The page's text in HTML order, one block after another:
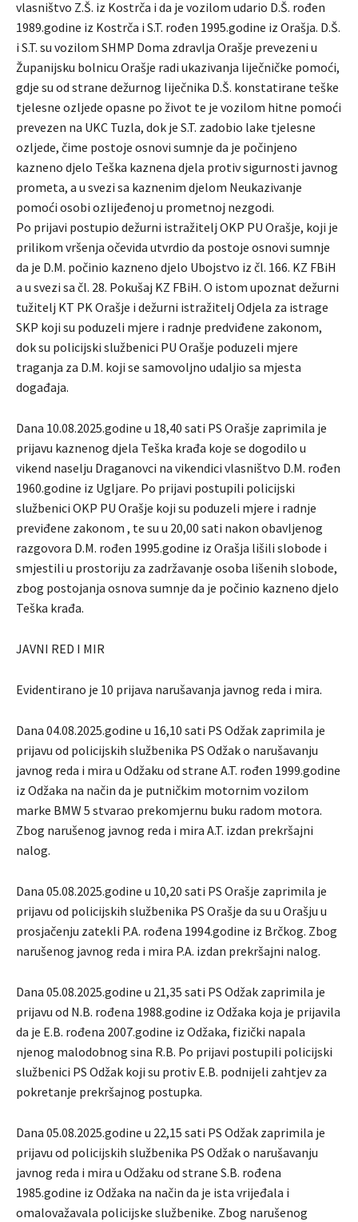
vlasništvo Z.Š. iz Kostrča i da je vozilom udario D.Š. rođen
1989.godine iz Kostrča i S.T. rođen 1995.godine iz Orašja. D.Š.
i S.T. su vozilom SHMP Doma zdravlja Orašje prevezeni u
Županijsku bolnicu Orašje radi ukazivanja liječničke pomoći,
gdje su od strane dežurnog liječnika D.Š. konstatirane teške
tjelesne ozljede opasne po život te je vozilom hitne pomoći
prevezen na UKC Tuzla, dok je S.T. zadobio lake tjelesne
ozljede, čime postoje osnovi sumnje da je počinjeno
kazneno djelo Teška kaznena djela protiv sigurnosti javnog
prometa, a u svezi sa kaznenim djelom Neukazivanje
pomoći osobi ozlijeđenoj u prometnoj nezgodi.
Po prijavi postupio dežurni istražitelj OKP PU Orašje, koji je
prilikom vršenja očevida utvrdio da postoje osnovi sumnje
da je D.M. počinio kazneno djelo Ubojstvo iz čl. 166. KZ FBiH
a u svezi sa čl. 28. Pokušaj KZ FBiH. O istom upoznat dežurni
tužitelj KT PK Orašje i dežurni istražitelj Odjela za istrage
SKP koji su poduzeli mjere i radnje predviđene zakonom,
dok su policijski službenici PU Orašje poduzeli mjere
traganja za D.M. koji se samovoljno udaljio sa mjesta
događaja.
Dana 10.08.2025.godine u 18,40 sati PS Orašje zaprimila je
prijavu kaznenog djela Teška krađa koje se dogodilo u
vikend naselju Draganovci na vikendici vlasništvo D.M. rođen
1960.godine iz Ugljare. Po prijavi postupili policijski
službenici OKP PU Orašje koji su poduzeli mjere i radnje
previđene zakonom , te su u 20,00 sati nakon obavljenog
razgovora D.M. rođen 1995.godine iz Orašja lišili slobode i
smjestili u prostoriju za zadržavanje osoba lišenih slobode,
zbog postojanja osnova sumnje da je počinio kazneno djelo
Teška krađa.
JAVNI RED I MIR
Evidentirano je 10 prijava narušavanja javnog reda i mira.
Dana 04.08.2025.godine u 16,10 sati PS Odžak zaprimila je
prijavu od policijskih službenika PS Odžak o narušavanju
javnog reda i mira u Odžaku od strane A.T. rođen 1999.godine
iz Odžaka na način da je putničkim motornim vozilom
marke BMW 5 stvarao prekomjernu buku radom motora.
Zbog narušenog javnog reda i mira A.T. izdan prekršajni
nalog.
Dana 05.08.2025.godine u 10,20 sati PS Orašje zaprimila je
prijavu od policijskih službenika PS Orašje da su u Orašju u
prosjačenju zatekli P.A. rođena 1994.godine iz Brčkog. Zbog
narušenog javnog reda i mira P.A. izdan prekršajni nalog.
Dana 05.08.2025.godine u 21,35 sati PS Odžak zaprimila je
prijavu od N.B. rođena 1988.godine iz Odžaka koja je prijavila
da je E.B. rođena 2007.godine iz Odžaka, fizički napala
njenog malodobnog sina R.B. Po prijavi postupili policijski
službenici PS Odžak koji su protiv E.B. podnijeli zahtjev za
pokretanje prekršajnog postupka.
Dana 05.08.2025.godine u 22,15 sati PS Odžak zaprimila je
prijavu od policijskih službenika PS Odžak o narušavanju
javnog reda i mira u Odžaku od strane S.B. rođena
1985.godine iz Odžaka na način da je ista vrijeđala i
omalovažavala policijske službenike. Zbog narušenog